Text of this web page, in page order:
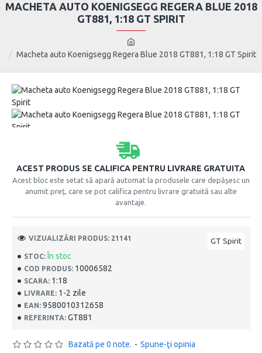
Macheta auto Koenigsegg Regera Blue 2018 GT881, 1:18 GT Spirit
MACHETA AUTO KOENIGSEGG REGERA BLUE 2018
GT881, 1:18 GT SPIRIT
ACEST PRODUS SE CALIFICA PENTRU LIVRARE GRATUITA
Acest bloc este setat să apară automat la produsele care depășesc un
anumit preț, care se pot califica pentru livrare gratuită sau alte
avantaje.
STOC: În stoc
COD PRODUS: 10006582
SCARA: 1:18
LIVRARE: 1-2 zile
EAN: 9580010312658
REFERINTA: GT881
GT Spirit
VIZUALIZĂRI PRODUS: 21141
Bazată pe 0 note. - Spune-ţi opinia